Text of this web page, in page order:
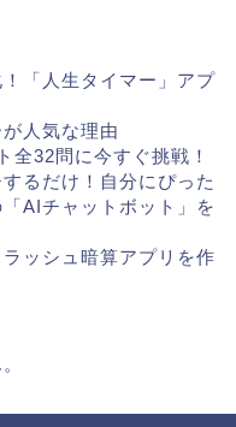
「人生タイマー」アプ
人気な理由
全32問に今すぐ挑戦！
るだけ！自分にぴった
AIチャットボット」を
ッシュ暗算アプリを作